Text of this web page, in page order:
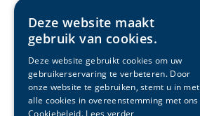
Deze website maakt
gebruik van cookies.
Deze website gebruikt cookies om uw
gebruikerservaring te verbeteren. Door
onze website te gebruiken, stemt u in met
alle cookies in overeenstemming met ons
Cookiebeleid. Lees verder